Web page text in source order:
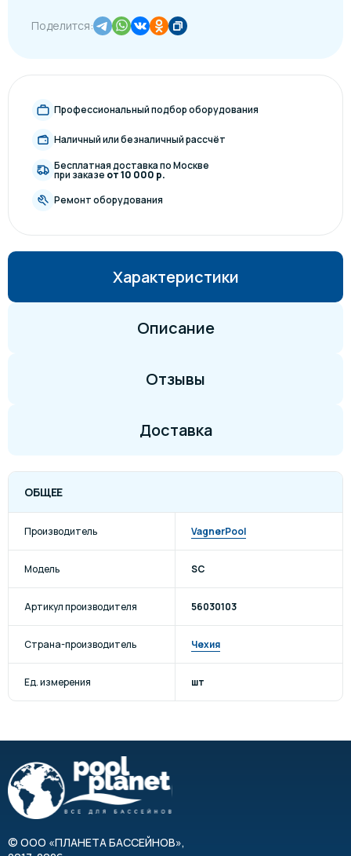
Поделится:
Профессиональный подбор оборудования
Наличный или безналичный рассчёт
Бесплатная доставка по Москве
при заказе от 10 000 р.
Ремонт оборудования
Характеристики
Описание
Отзывы
Доставка
ОБЩЕЕ
Производитель VagnerPool
Модель SC
Артикул производителя 56030103
Страна-производитель Чехия
Ед. измерения шт
© ООО «ПЛАНЕТА БАССЕЙНОВ»,